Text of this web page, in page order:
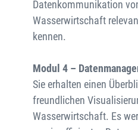
Datenkommunikation
Wasserwirtschaft
kennen.
Modul 4 –
Sie erhalten einen
freundlichen
Wasserwirtschaft. Es